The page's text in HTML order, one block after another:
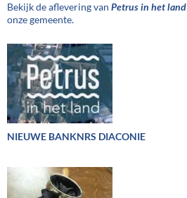
Bekijk de aflevering van Petrus in het land
onze gemeente.
NIEUWE BANKNRS DIACONIE